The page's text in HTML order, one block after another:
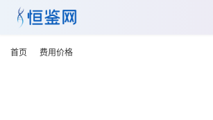
首页 费用价格